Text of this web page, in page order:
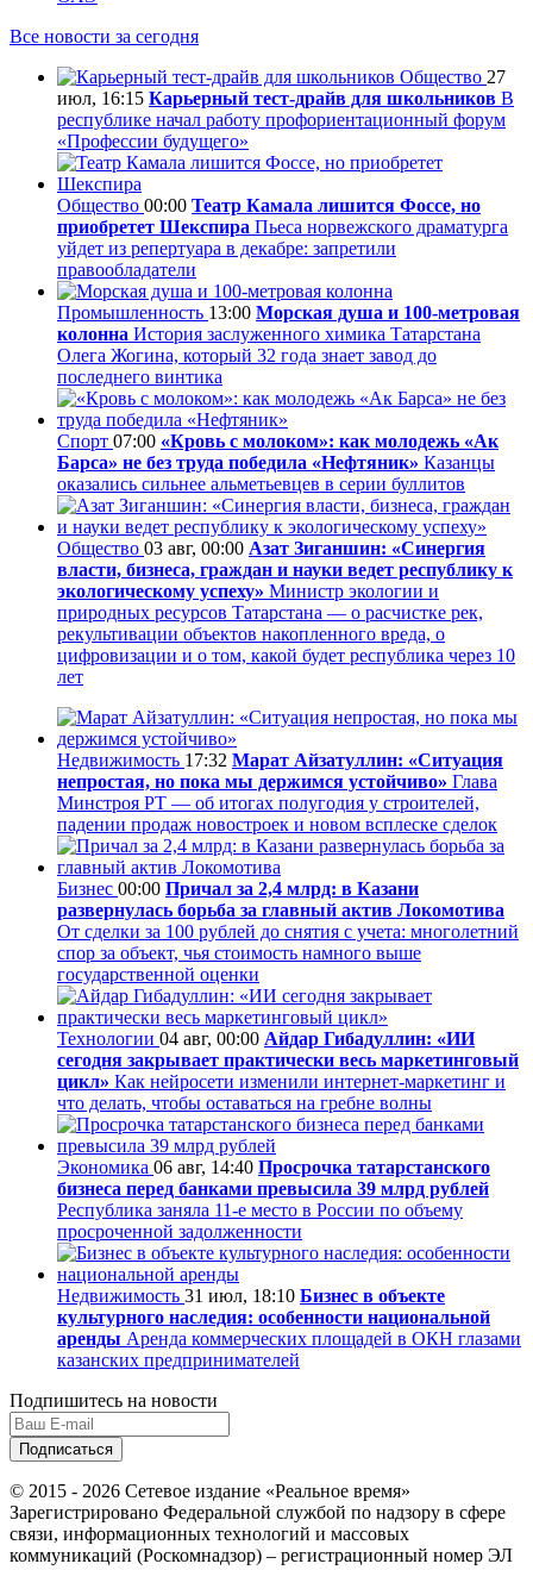
Все новости за сегодня
Общество 27
июл, 16:15 Карьерный тест-драйв для школьников В
республике начал работу профориентационный форум
«Профессии будущего»
Общество 00:00 Театр Камала лишится Фоссе, но
приобретет Шекспира Пьеса норвежского драматурга
уйдет из репертуара в декабре: запретили
правообладатели
Промышленность 13:00 Морская душа и 100-метровая
колонна История заслуженного химика Татарстана
Олега Жогина, который 32 года знает завод до
последнего винтика
Спорт 07:00 «Кровь с молоком»: как молодежь «Ак
Барса» не без труда победила «Нефтяник» Казанцы
оказались сильнее альметьевцев в серии буллитов
Общество 03 авг, 00:00 Азат Зиганшин: «Синергия
власти, бизнеса, граждан и науки ведет республику к
экологическому успеху» Министр экологии и
природных ресурсов Татарстана — о расчистке рек,
рекультивации объектов накопленного вреда, о
цифровизации и о том, какой будет республика через 10
лет
Недвижимость 17:32 Марат Айзатуллин: «Ситуация
непростая, но пока мы держимся устойчиво» Глава
Минстроя РТ — об итогах полугодия у строителей,
падении продаж новостроек и новом всплеске сделок
Бизнес 00:00 Причал за 2,4 млрд: в Казани
развернулась борьба за главный актив Локомотива
От сделки за 100 рублей до снятия с учета: многолетний
спор за объект, чья стоимость намного выше
государственной оценки
Технологии 04 авг, 00:00 Айдар Гибадуллин: «ИИ
сегодня закрывает практически весь маркетинговый
цикл» Как нейросети изменили интернет-маркетинг и
что делать, чтобы оставаться на гребне волны
Экономика 06 авг, 14:40 Просрочка татарстанского
бизнеса перед банками превысила 39 млрд рублей
Республика заняла 11-е место в России по объему
просроченной задолженности
Недвижимость 31 июл, 18:10 Бизнес в объекте
культурного наследия: особенности национальной
аренды Аренда коммерческих площадей в ОКН глазами
казанских предпринимателей
Подпишитесь на новости
© 2015 - 2026 Сетевое издание «Реальное время»
Зарегистрировано Федеральной службой по надзору в сфере
связи, информационных технологий и массовых
коммуникаций (Роскомнадзор) – регистрационный номер ЭЛ